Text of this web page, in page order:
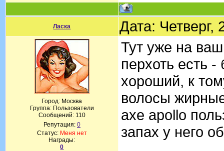
Ласка Дата:
Город: Москва
Группа: Пользователи
Сообщений: 110
Репутация: 0
Статус: Меня нет
Награды:
0
Тут уже на
перхоть есть
хороший, к
волосы
axe apollo
запах у него